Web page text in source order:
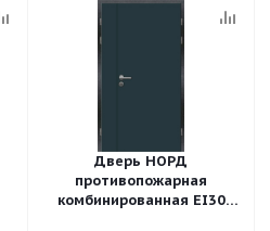
Дверь НОРД
противопожарная
комбинированная EI30